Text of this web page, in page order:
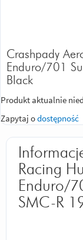
Crashpady
Enduro/701
Black
Produkt aktualnie
Zapytaj odostępność
Racing
Enduro/
SMC-R